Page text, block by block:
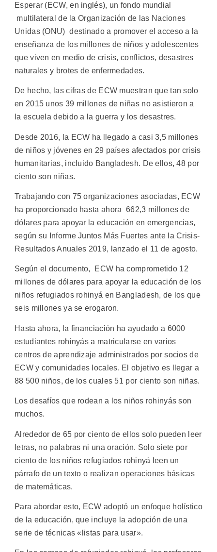
Esperar (ECW, en inglés), un fondo mundial
multilateral de la Organización de las Naciones
Unidas (ONU) destinado a promover el acceso a la
enseñanza de los millones de niños y adolescentes
que viven en medio de crisis, conflictos, desastres
naturales y brotes de enfermedades.
De hecho, las cifras de ECW muestran que tan solo
en 2015 unos 39 millones de niñas no asistieron a
la escuela debido a la guerra y los desastres.
Desde 2016, la ECW ha llegado a casi 3,5 millones
de niños y jóvenes en 29 países afectados por crisis
humanitarias, incluido Bangladesh. De ellos, 48 por
ciento son niñas.
Trabajando con 75 organizaciones asociadas, ECW
ha proporcionado hasta ahora 662,3 millones de
dólares para apoyar la educación en emergencias,
según su Informe Juntos Más Fuertes ante la Crisis-
Resultados Anuales 2019, lanzado el 11 de agosto.
Según el documento, ECW ha comprometido 12
millones de dólares para apoyar la educación de los
niños refugiados rohinyá en Bangladesh, de los que
seis millones ya se erogaron.
Hasta ahora, la financiación ha ayudado a 6000
estudiantes rohinyás a matricularse en varios
centros de aprendizaje administrados por socios de
ECW y comunidades locales. El objetivo es llegar a
88 500 niños, de los cuales 51 por ciento son niñas.
Los desafíos que rodean a los niños rohinyás son
muchos.
Alrededor de 65 por ciento de ellos solo pueden leer
letras, no palabras ni una oración. Solo siete por
ciento de los niños refugiados rohinyá leen un
párrafo de un texto o realizan operaciones básicas
de matemáticas.
Para abordar esto, ECW adoptó un enfoque holístico
de la educación, que incluye la adopción de una
serie de técnicas «listas para usar».